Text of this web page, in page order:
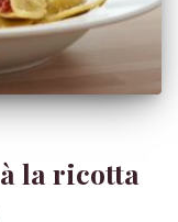
la ricotta